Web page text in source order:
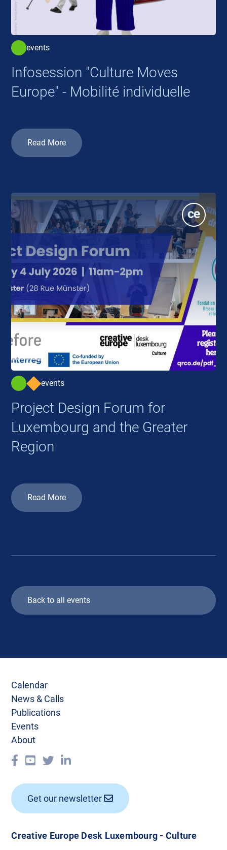
events
Infosession "Culture Moves
Europe" - Mobilité individuelle
Read More
events
Project Design Forum for
Luxembourg and the Greater
Region
Read More
Back to all events
Creative Europe Desk Luxembourg - Culture
Calendar
News & Calls
Publications
Events
About
Get our newsletter